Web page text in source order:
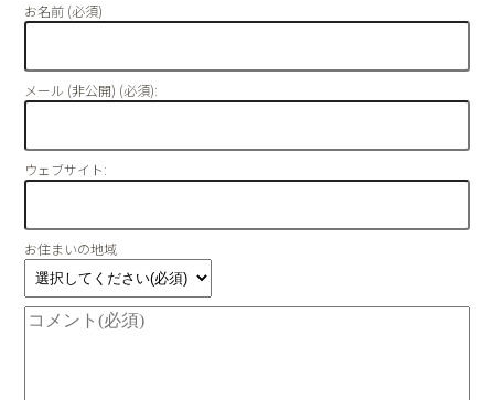
お名前 (必須)
メール (非公開) (必須):
ウェブサイト:
お住まいの地域